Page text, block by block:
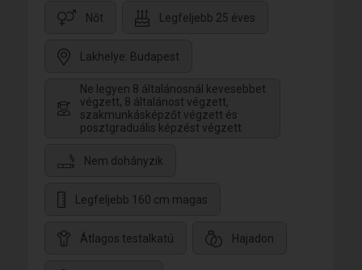
Nőt Legfeljebb 25 éves
Lakhelye: Budapest
Ne legyen 8 általánosnál kevesebbet
végzett, 8 általánost végzett,
szakmunkásképzőt végzett és
posztgraduális képzést végzett
Nem dohányzik
Legfeljebb 160 cm magas
Átlagos testalkatú Hajadon